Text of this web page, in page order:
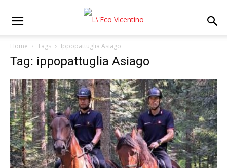
Home Tags Ippopattuglia Asiago
Tag: ippopattuglia Asiago